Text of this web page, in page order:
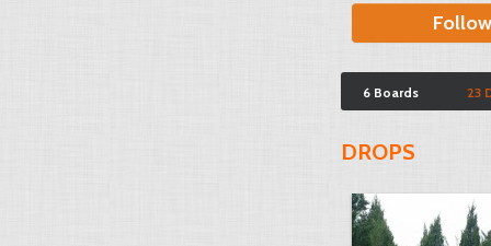
Follow
6 Boards 23
DROPS